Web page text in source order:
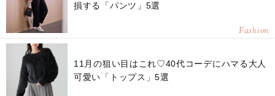
損する「パンツ」5選
Fashion
11月の狙い目はこれ♡40代コーデにハマる大人
可愛い「トップス」5選